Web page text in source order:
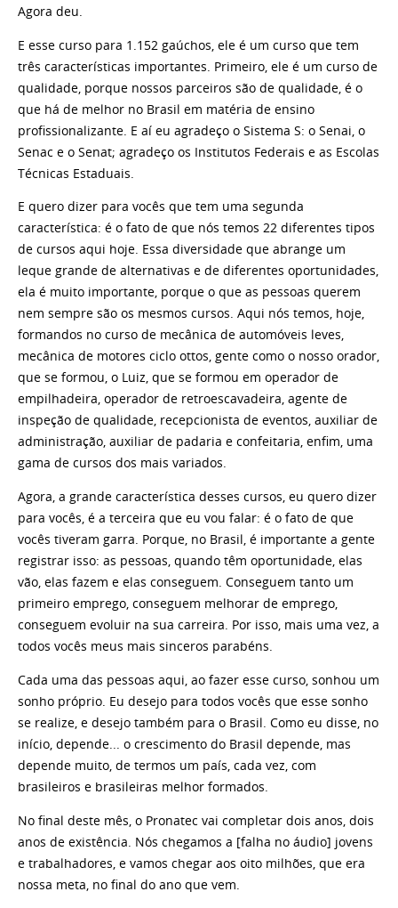
Agora deu.
E esse curso para 1.152 gaúchos, ele é um curso que tem
três características importantes. Primeiro, ele é um curso de
qualidade, porque nossos parceiros são de qualidade, é o
que há de melhor no Brasil em matéria de ensino
profissionalizante. E aí eu agradeço o Sistema S: o Senai, o
Senac e o Senat; agradeço os Institutos Federais e as Escolas
Técnicas Estaduais.
E quero dizer para vocês que tem uma segunda
característica: é o fato de que nós temos 22 diferentes tipos
de cursos aqui hoje. Essa diversidade que abrange um
leque grande de alternativas e de diferentes oportunidades,
ela é muito importante, porque o que as pessoas querem
nem sempre são os mesmos cursos. Aqui nós temos, hoje,
formandos no curso de mecânica de automóveis leves,
mecânica de motores ciclo ottos, gente como o nosso orador,
que se formou, o Luiz, que se formou em operador de
empilhadeira, operador de retroescavadeira, agente de
inspeção de qualidade, recepcionista de eventos, auxiliar de
administração, auxiliar de padaria e confeitaria, enfim, uma
gama de cursos dos mais variados.
Agora, a grande característica desses cursos, eu quero dizer
para vocês, é a terceira que eu vou falar: é o fato de que
vocês tiveram garra. Porque, no Brasil, é importante a gente
registrar isso: as pessoas, quando têm oportunidade, elas
vão, elas fazem e elas conseguem. Conseguem tanto um
primeiro emprego, conseguem melhorar de emprego,
conseguem evoluir na sua carreira. Por isso, mais uma vez, a
todos vocês meus mais sinceros parabéns.
Cada uma das pessoas aqui, ao fazer esse curso, sonhou um
sonho próprio. Eu desejo para todos vocês que esse sonho
se realize, e desejo também para o Brasil. Como eu disse, no
início, depende... o crescimento do Brasil depende, mas
depende muito, de termos um país, cada vez, com
brasileiros e brasileiras melhor formados.
No final deste mês, o Pronatec vai completar dois anos, dois
anos de existência. Nós chegamos a [falha no áudio] jovens
e trabalhadores, e vamos chegar aos oito milhões, que era
nossa meta, no final do ano que vem.